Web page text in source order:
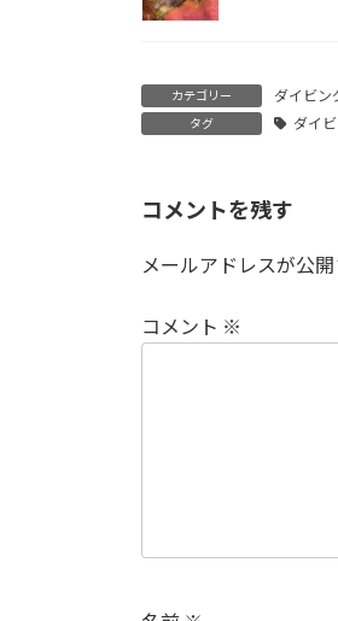
カテゴリー ダイビン
タグ ダイ
コメントを残す
メールアドレスが公
コメント ※